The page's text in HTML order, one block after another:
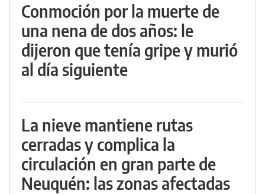
Conmoción por la muerte de
una nena de dos años: le
dijeron que tenía gripe y murió
al día siguiente
La nieve mantiene rutas
cerradas y complica la
circulación en gran parte de
Neuquén: las zonas afectadas